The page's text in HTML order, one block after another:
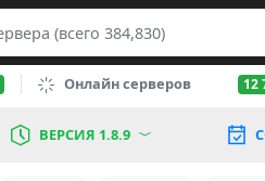
Онлайн серверов 12
ВЕРСИЯ 1.8.9